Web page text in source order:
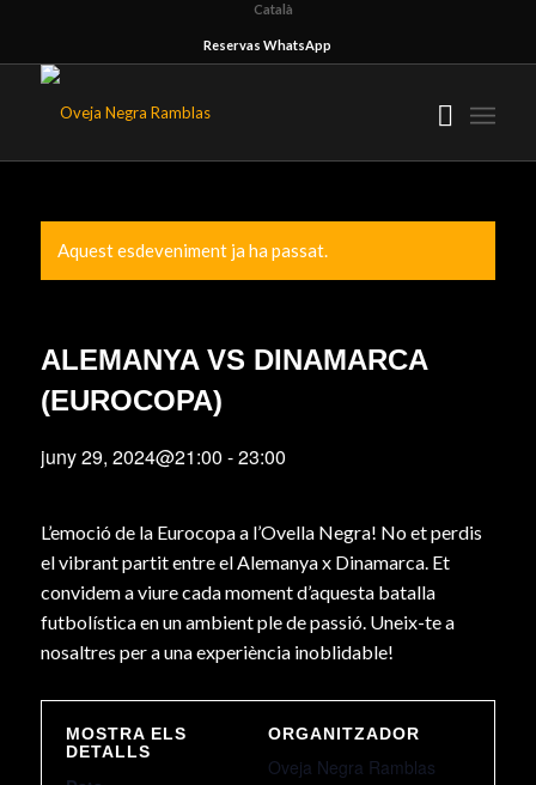
Català
Reservas WhatsApp
Aquest esdeveniment ja ha passat.
ALEMANYA VS DINAMARCA
(EUROCOPA)
juny 29, 2024@21:00 -23:00
L’emoció de la Eurocopa a l’Ovella Negra! No et perdis
el vibrant partit entre el Alemanya x Dinamarca. Et
convidem a viure cada moment d’aquesta batalla
futbolística en un ambient ple de passió. Uneix-te a
nosaltres per a una experiència inoblidable!
MOSTRA ELS
DETALLS
ORGANITZADOR
Oveja Negra Ramblas